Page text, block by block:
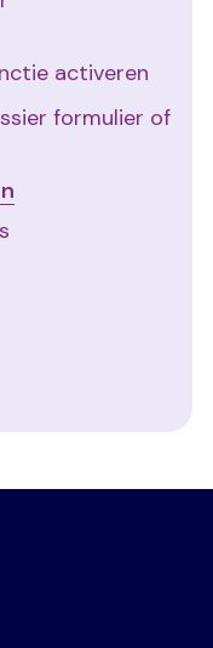
activeren
formulier of